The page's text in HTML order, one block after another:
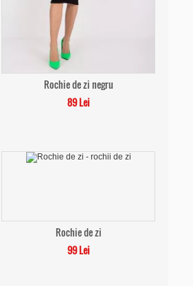
Rochie de zi negru
89 Lei
Rochie de zi
99 Lei